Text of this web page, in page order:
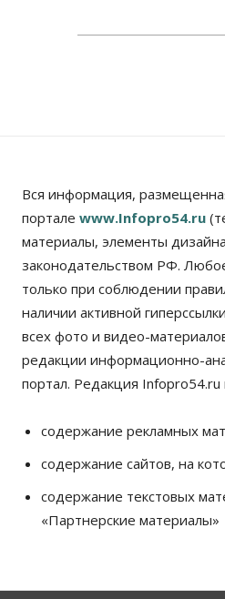
Вся информация,
портале www.Infopro54.ru
материалы, элементы
законодательством РФ.
только при соблюдении
наличии активной
всех фото и видео-
редакции информационно-
портал. Редакция Infopro54.ru
содержание рекламных
содержание сайтов, на
содержание текстовых
«Партнерские материалы»